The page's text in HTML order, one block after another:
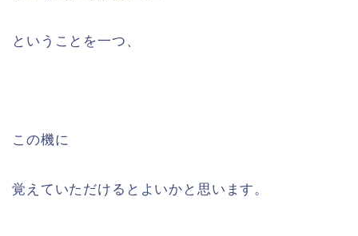
ということを一つ、
この機に
覚えていただけるとよいかと思います。